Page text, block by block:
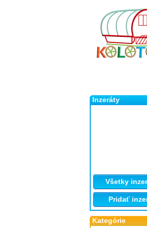
Inzeráty
Všetky
Pridať
Kategórie